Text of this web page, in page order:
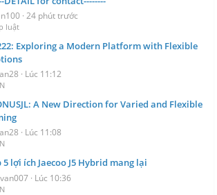
24 phút trước
luật
Exploring a Modern Platform with Flexible
Lúc 11:12
A New Direction for Varied and Flexible
Lúc 11:08
5 lợi ích Jaecoo J5 Hybrid mang lại
Lúc 10:36